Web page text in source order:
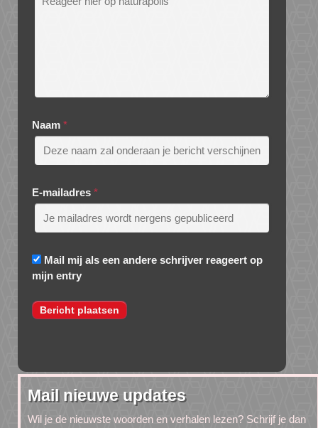
Naam *
E-mailadres *
Mail mij als een andere schrijver reageert op
mijn entry
Mail nieuwe updates
Wil je de nieuwste woorden en verhalen lezen? Schrijf je dan